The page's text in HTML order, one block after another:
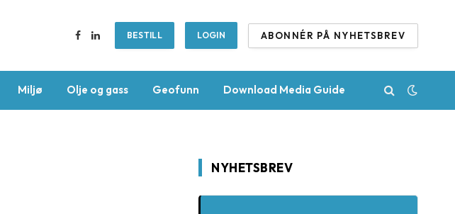
Facebook
LinkedInBESTILL LOGIN ABONNÉR PÅ NYHETSBREV
Miljø Olje og gass Geofunn Download Media Guide
NYHETSBREV